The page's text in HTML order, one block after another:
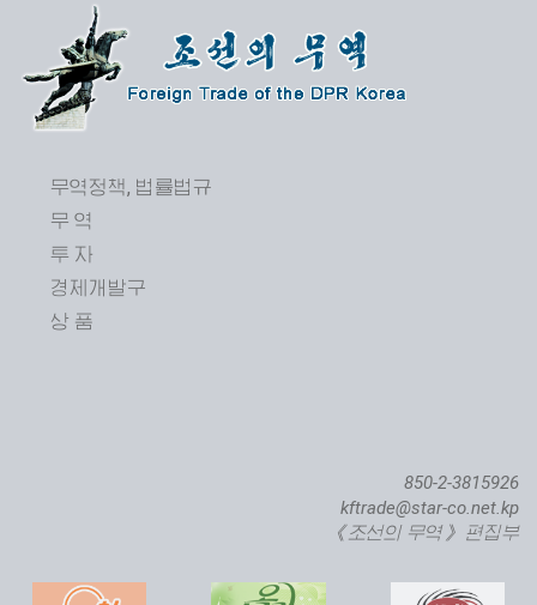
무역정책, 법률법규
무 역
투 자
경제개발구
상 품
850-2-3815926
kftrade@star-co.net.kp
《조선의 무역》 편집부